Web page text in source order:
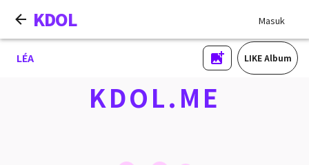
KDOL Masuk
LÉA LIKE Album
KDOL.ME